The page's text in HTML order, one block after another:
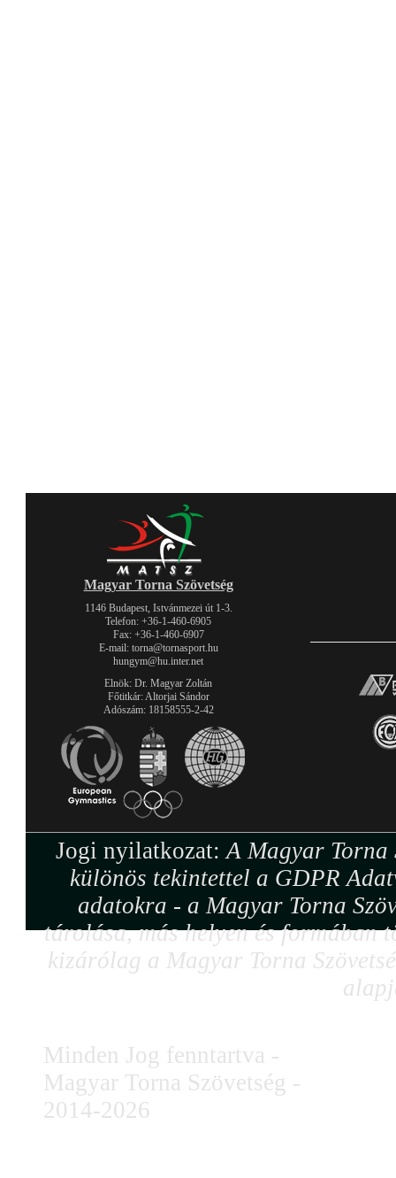
Magyar Torna Szövetség
1146 Budapest, Istvánmezei út 1-3.
Telefon: +36-1-460-6905
Fax: +36-1-460-6907
E-mail: torna@tornasport.hu
hungym@hu.inter.net
Elnök: Dr. Magyar Zoltán
Főtitkár: Altorjai Sándor
Adószám: 18158555-2-42
Jogi nyilatkozat:A Magyar Torna
különös tekintettel a GDPR
adatokra - a Magyar Torna
tárolása, más helyen és formában
kizárólag a Magyar Torna
Minden Jog fenntartva -
Magyar Torna Szövetség -
2014-2026